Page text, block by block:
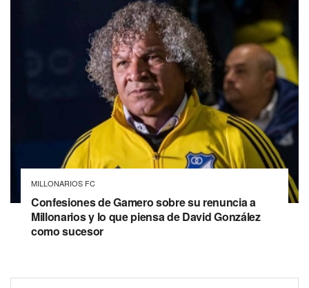
MILLONARIOS FC
Confesiones de Gamero sobre su renuncia a
Millonarios y lo que piensa de David González
como sucesor